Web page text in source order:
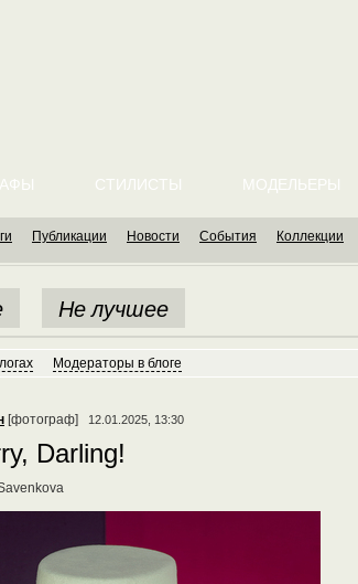
СТИЛИСТЫ МОДЕЛЬЕРЫ
Публикации Новости События Коллекции
Не лучшее
Модераторы в блоге
[фотограф] 12.01.2025, 13:30
Darling!